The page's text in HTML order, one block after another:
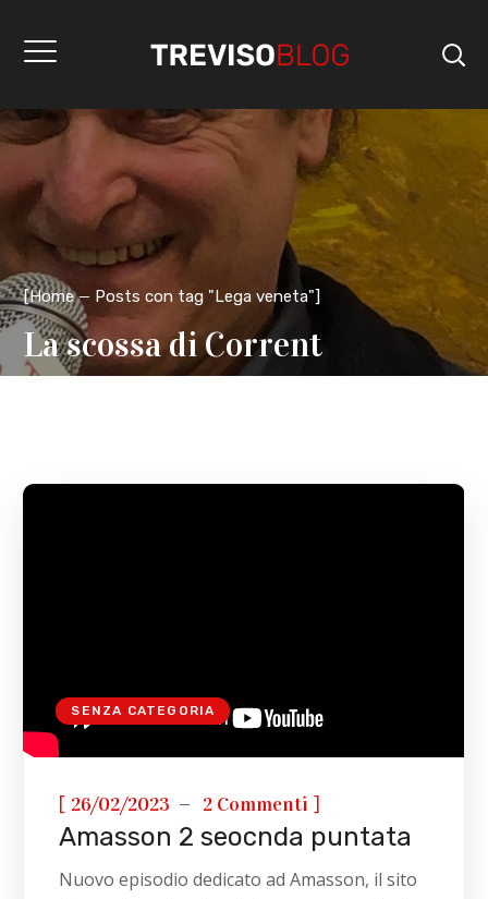
[Home Posts con tag "Lega veneta"]
La scossa di Corrent
SENZA CATEGORIA
[ 26/02/2023 2 Commenti ]
Amasson 2 seocnda puntata
Nuovo episodio dedicato ad Amasson, il sito